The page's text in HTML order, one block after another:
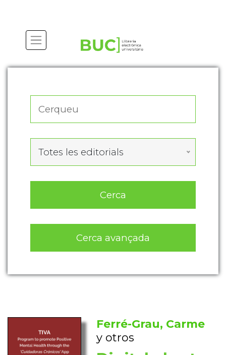
Totes les editorials
Cerca
Cerca avançada
Ferré-Grau, Carme
y otros